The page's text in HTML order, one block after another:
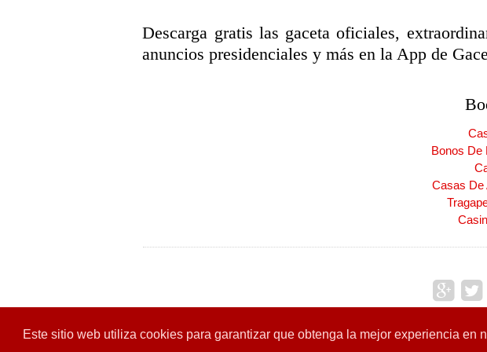
Este sitio web utiliza cookies para garantizar que obtenga la mejor experiencia en
Descarga gratis las gaceta oficiales,
anuncios presidenciales y más en la App de
Bonos De
Casas De
Diseñado para:Hogares de la Patria| Carnet